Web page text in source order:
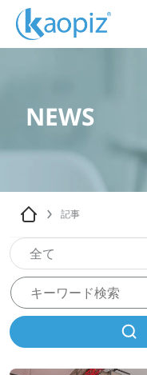
NEWS
記事
全て